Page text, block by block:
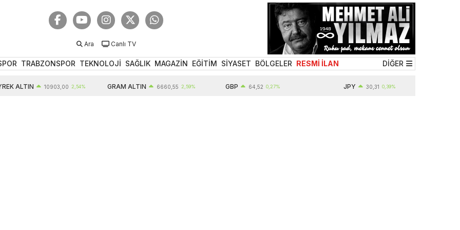
Ara Canlı TV
TRABZONSPOR TEKNOLOJİ SAĞLIK MAGAZİN EĞİTİM SİYASET BÖLGELER RESMİ İLAN DİĞER
ALTIN 10903,00 2,54% GRAM ALTIN 6660,55 2,59% GBP 64,52 0,27% JPY 30,31 0,39%